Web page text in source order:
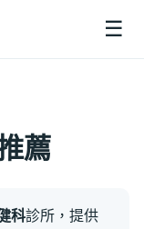
☰
薦
科診所，提供